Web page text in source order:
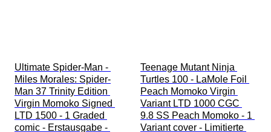
Ultimate Spider-Man -
Miles Morales: Spider-
Man 37 Trinity Edition
Virgin Momoko Signed
LTD 1500 - 1 Graded
comic - Erstausgabe -
Teenage Mutant Ninja
Turtles 100 - LaMole Foil
Peach Momoko Virgin
Variant LTD 1000 CGC
9.8 SS Peach Momoko - 1
Variant cover - Limitierte